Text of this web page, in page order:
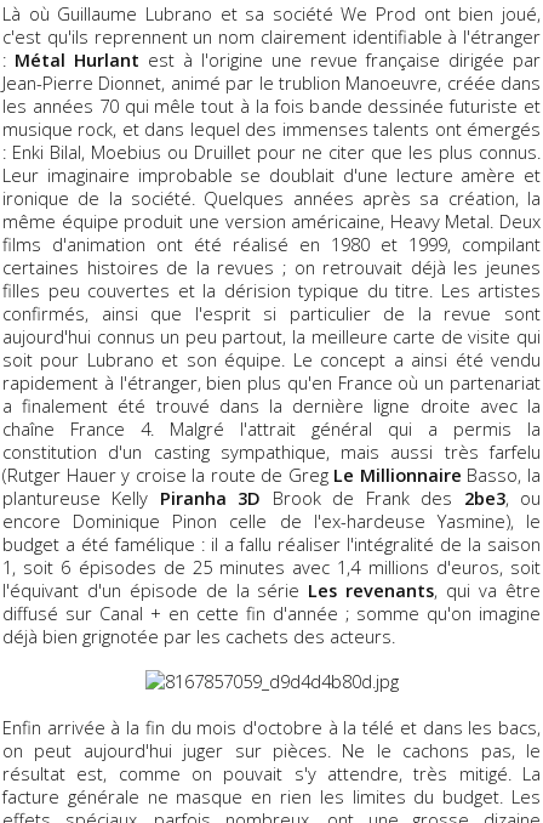
Là où Guillaume Lubrano et sa société We Prod ont bien joué,
c'est qu'ils reprennent un nom clairement identifiable à l'étranger
: Métal Hurlant est à l'origine une revue française dirigée par
Jean-Pierre Dionnet, animé par le trublion Manoeuvre, créée dans
les années 70 qui mêle tout à la fois bande dessinée futuriste et
musique rock, et dans lequel des immenses talents ont émergés
: Enki Bilal, Moebius ou Druillet pour ne citer que les plus connus.
Leur imaginaire improbable se doublait d'une lecture amère et
ironique de la société. Quelques années après sa création, la
même équipe produit une version américaine, Heavy Metal. Deux
films d'animation ont été réalisé en 1980 et 1999, compilant
certaines histoires de la revues ; on retrouvait déjà les jeunes
filles peu couvertes et la dérision typique du titre. Les artistes
confirmés, ainsi que l'esprit si particulier de la revue sont
aujourd'hui connus un peu partout, la meilleure carte de visite qui
soit pour Lubrano et son équipe. Le concept a ainsi été vendu
rapidement à l'étranger, bien plus qu'en France où un partenariat
a finalement été trouvé dans la dernière ligne droite avec la
chaîne France 4. Malgré l'attrait général qui a permis la
constitution d'un casting sympathique, mais aussi très farfelu
(Rutger Hauer y croise la route de Greg Le Millionnaire Basso, la
plantureuse Kelly Piranha 3D Brook de Frank des 2be3, ou
encore Dominique Pinon celle de l'ex-hardeuse Yasmine), le
budget a été famélique : il a fallu réaliser l'intégralité de la saison
1, soit 6 épisodes de 25 minutes avec 1,4 millions d'euros, soit
l'équivant d'un épisode de la série Les revenants, qui va être
diffusé sur Canal + en cette fin d'année ; somme qu'on imagine
déjà bien grignotée par les cachets des acteurs.
Enfin arrivée à la fin du mois d'octobre à la télé et dans les bacs,
on peut aujourd'hui juger sur pièces. Ne le cachons pas, le
résultat est, comme on pouvait s'y attendre, très mitigé. La
facture générale ne masque en rien les limites du budget. Les